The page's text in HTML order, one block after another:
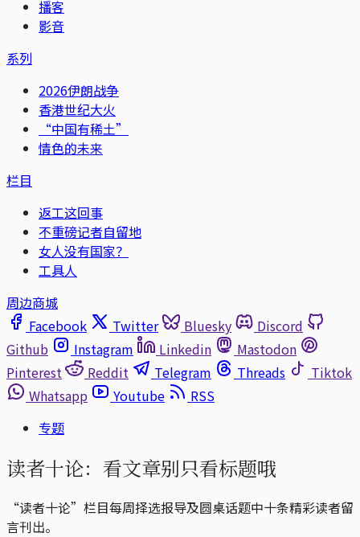
播客
影音
系列
2026伊朗战争
香港世纪大火
“中国有稀土”
情色的未来
栏目
返工这回事
不重磅记者自留地
女人没有国家？
工具人
周边商城
Facebook
Twitter Bluesky
Discord
Github
Instagram Linkedin
Mastodon
Pinterest
Reddit Telegram Threads
Tiktok
Whatsapp
Youtube
RSS
专题
读者十论：看文章别只看标题哦
“读者十论”栏目每周择选报导及圆桌话题中十条精彩读者留
言刊出。